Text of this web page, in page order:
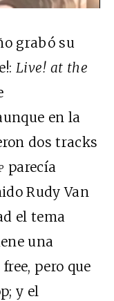
grabó su
Live! at the
en la
dos tracks
parecía
Rudy Van
el tema
una
pero que
y el